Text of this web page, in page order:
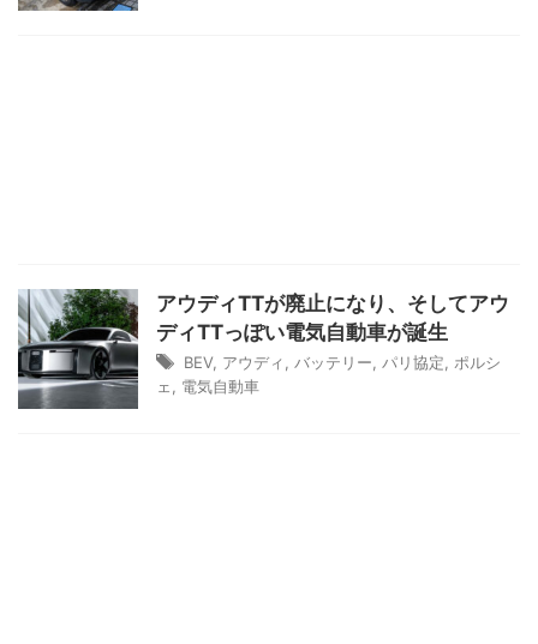
アウディTTが廃止になり、そしてアウ
ディTTっぽい電気自動車が誕生
BEV, アウディ バッテリー パリ協定
ポルシ
ェ
電気自動車